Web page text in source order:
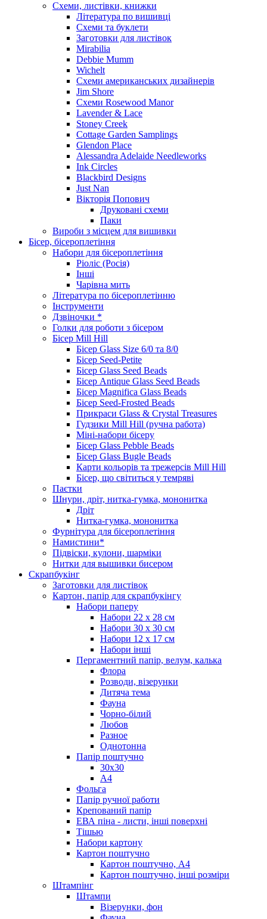
Схеми, листівки, книжки
Література по вишивці
Схеми та буклети
Заготовки для листівок
Mirabilia
Debbie Mumm
Wichelt
Схеми американських дизайнерів
Jim Shore
Cхеми Rosewood Manor
Lavender & Lace
Stoney Creek
Cottage Garden Samplings
Glendon Place
Alessandra Adelaide Needleworks
Ink Circles
Blackbird Designs
Just Nan
Вікторія Попович
Друковані схеми
Паки
Вироби з місцем для вишивки
Бісер, бісероплетіння
Набори для бісероплетіння
Ріоліс (Росія)
Інші
Чарівна мить
Література по бісероплетінню
Інструменти
Дзвіночки *
Голки для роботи з бісером
Бісер Mill Hill
Бісер Glass Size 6/0 та 8/0
Бісер Seed-Petite
Бісер Glass Seed Beads
Бісер Antique Glass Seed Beads
Бісер Magnifica Glass Beads
Бісер Seed-Frosted Beads
Прикраси Glass & Crystal Treasures
Гудзики Mill Hill (ручна работа)
Міні-набори бісеру
Бісер Glass Pebble Beads
Бісер Glass Bugle Beads
Карти кольорів та трежерсів Mill Hill
Бісер, що світиться у темряві
Паєтки
Шнури, дріт, нитка-гумка, мононитка
Дріт
Нитка-гумка, мононитка
Фурнітура для бісероплетіння
Намистини*
Підвіски, кулони, шарміки
Нитки для вышивки бисером
Скрапбукінг
Заготовки для листівок
Картон, папір для скрапбукінгу
Набори паперу
Набори 22 х 28 см
Набори 30 х 30 см
Набори 12 х 17 см
Набори інші
Пергаментний папір, велум, калька
Флора
Розводи, візерунки
Дитяча тема
Фауна
Чорно-білий
Любов
Разное
Однотонна
Папір поштучно
30х30
А4
Фольга
Папір ручної работи
Крепований папір
ЕВА піна - листи, інші поверхні
Тішью
Набори картону
Картон поштучно
Картон поштучно, А4
Картон поштучно, інші розміри
Штампінг
Штампи
Візерунки, фон